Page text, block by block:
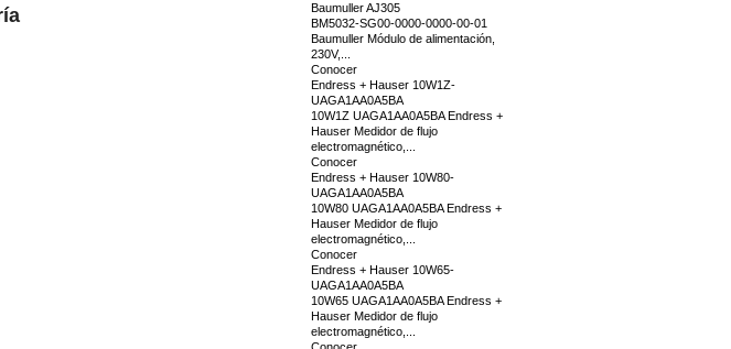
Baumuller AJ305
BM5032-SG00-0000-0000-00-01
Baumuller Módulo de alimentación,
230V,...
Conocer
Endress + Hauser 10W1Z-
UAGA1AA0A5BA
10W1Z UAGA1AA0A5BA Endress +
Hauser Medidor de flujo
electromagnético,...
Conocer
Endress + Hauser 10W80-
UAGA1AA0A5BA
10W80 UAGA1AA0A5BA Endress +
Hauser Medidor de flujo
electromagnético,...
Conocer
Endress + Hauser 10W65-
UAGA1AA0A5BA
10W65 UAGA1AA0A5BA Endress +
Hauser Medidor de flujo
electromagnético,...